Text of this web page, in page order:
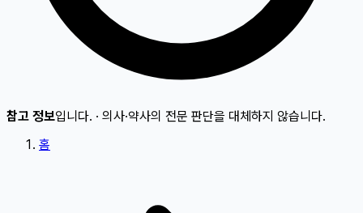
참고 정보입니다. · 의사·약사의 전문 판단을 대체하지 않습니다.
홈